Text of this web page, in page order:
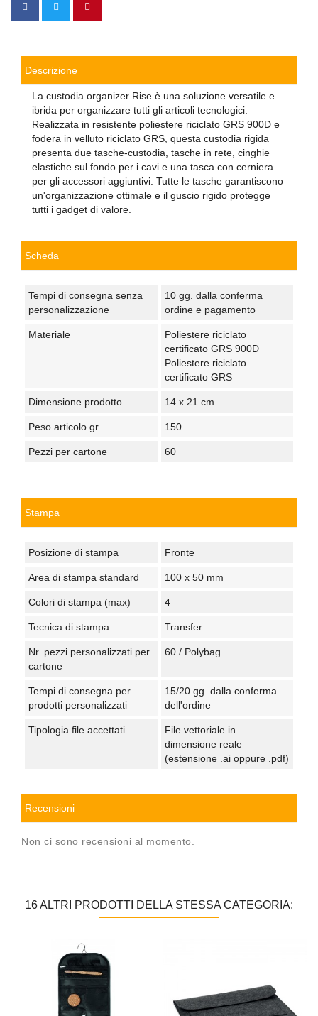
Descrizione
La custodia organizer Rise è una soluzione versatile e
ibrida per organizzare tutti gli articoli tecnologici.
Realizzata in resistente poliestere riciclato GRS 900D e
fodera in velluto riciclato GRS, questa custodia rigida
presenta due tasche-custodia, tasche in rete, cinghie
elastiche sul fondo per i cavi e una tasca con cerniera
per gli accessori aggiuntivi. Tutte le tasche garantiscono
un'organizzazione ottimale e il guscio rigido protegge
tutti i gadget di valore.
Scheda
Tempi di consegna senza
personalizzazione
10 gg. dalla conferma
ordine e pagamento
Materiale
Poliestere riciclato
certificato GRS 900D
Poliestere riciclato
certificato GRS
Dimensione prodotto 14 x 21 cm
Peso articolo gr. 150
Pezzi per cartone 60
Stampa
Posizione di stampa Fronte
Area di stampa standard 100 x 50 mm
Colori di stampa (max) 4
Tecnica di stampa Transfer
Nr. pezzi personalizzati per
cartone
60 / Polybag
Tempi di consegna per
prodotti personalizzati
15/20 gg. dalla conferma
dell'ordine
Tipologia file accettati
File vettoriale in
dimensione reale
(estensione .ai oppure .pdf)
Recensioni
Non ci sono recensioni al momento.
16 ALTRI PRODOTTI DELLA STESSA CATEGORIA: